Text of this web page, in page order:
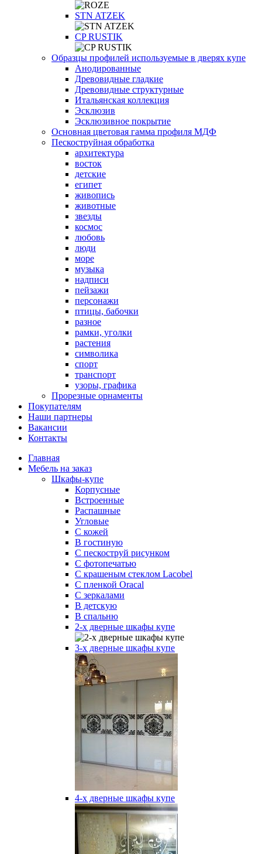
STN ATZEK
СP RUSTIK
Образцы профилей используемые в дверях купе
Анодированные
Древовидные гладкие
Древовидные структурные
Итальянская коллекция
Эсклюзив
Эсклюзивное покрытие
Основная цветовая гамма профиля МДФ
Пескоструйная обработка
архитектура
восток
детские
египет
живопись
животные
звезды
космос
любовь
люди
море
музыка
надписи
пейзажи
персонажи
птицы, бабочки
разное
рамки, уголки
растения
символика
спорт
транспорт
узоры, графика
Прорезные орнаменты
Покупателям
Наши партнеры
Вакансии
Контакты
Главная
Мебель на заказ
Шкафы-купе
Корпусные
Встроенные
Распашные
Угловые
С кожей
В гостиную
С пескоструй рисунком
С фотопечатью
С крашеным стеклом Lacobel
С пленкой Oracal
С зеркалами
В детскую
В спальню
2-х дверные шкафы купе
3-х дверные шкафы купе
4-х дверные шкафы купе